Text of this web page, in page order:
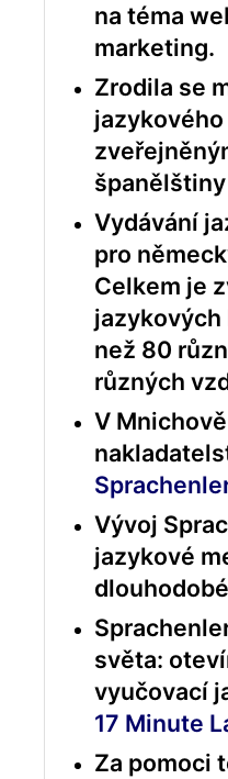
na téma
marketing.
Zrodila se
španělštiny
Vydávání
pro
Celkem je
jazykových
než 80
různých
V
Vývoj
jazykové
světa:
vyučovací
17 Minute
Za pomoci